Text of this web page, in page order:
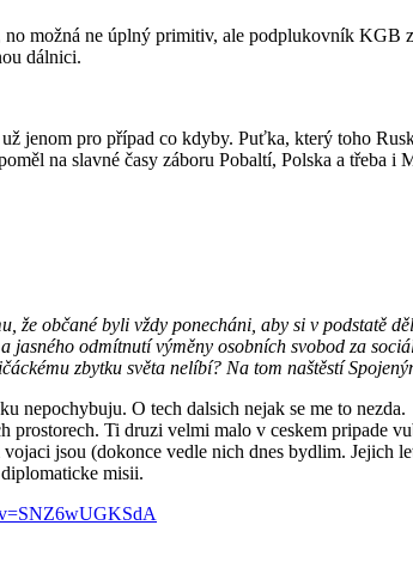
možná ne úplný primitiv, ale podplukovník
dálnici.
jenom pro případ co kdyby. Puťka, který toho
na slavné časy záboru Pobaltí, Polska a třeba i
že občané byli vždy ponecháni, aby si v
odmítnutí výměny osobních svobod za
zbytku světa nelíbí? Na tom naštěstí
nepochybuju. O tech dalsich nejak se me to nezda.
Ti druzi velmi malo v ceskem pripade
jsou (dokonce vedle nich dnes bydlim. Jejich
misii.